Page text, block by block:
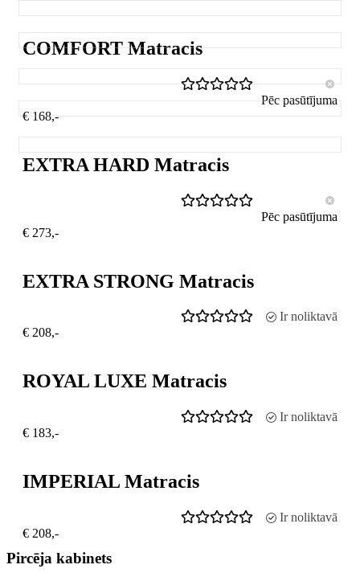
COMFORT Matracis
Pēc pasūtījuma
€ 168,-
EXTRA HARD Matracis
Pēc pasūtījuma
€ 273,-
EXTRA STRONG Matracis
Ir noliktavā
€ 208,-
ROYAL LUXE Matracis
Ir noliktavā
€ 183,-
IMPERIAL Matracis
Ir noliktavā
€ 208,-
Pircēja kabinets